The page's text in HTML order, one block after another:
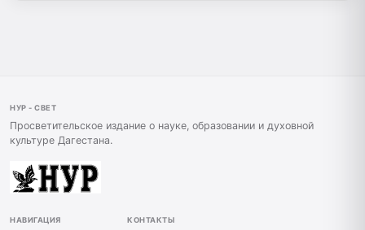
НУР - СВЕТ
Просветительское издание о науке, образовании и духовной
культуре Дагестана.
НАВИГАЦИЯ КОНТАКТЫ